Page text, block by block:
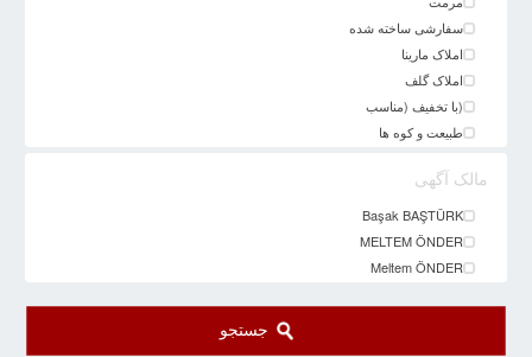
سفارشی ساخته شده
املاک مارینا
املاک گلف
(با تخفیف (مناسب
طبیعت و کوه ها
مالک آگهی
Başak BAŞTÜRK
MELTEM ÖNDER
Meltem ÖNDER
جستجو